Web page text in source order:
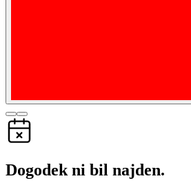
Dogodek ni bil najden.